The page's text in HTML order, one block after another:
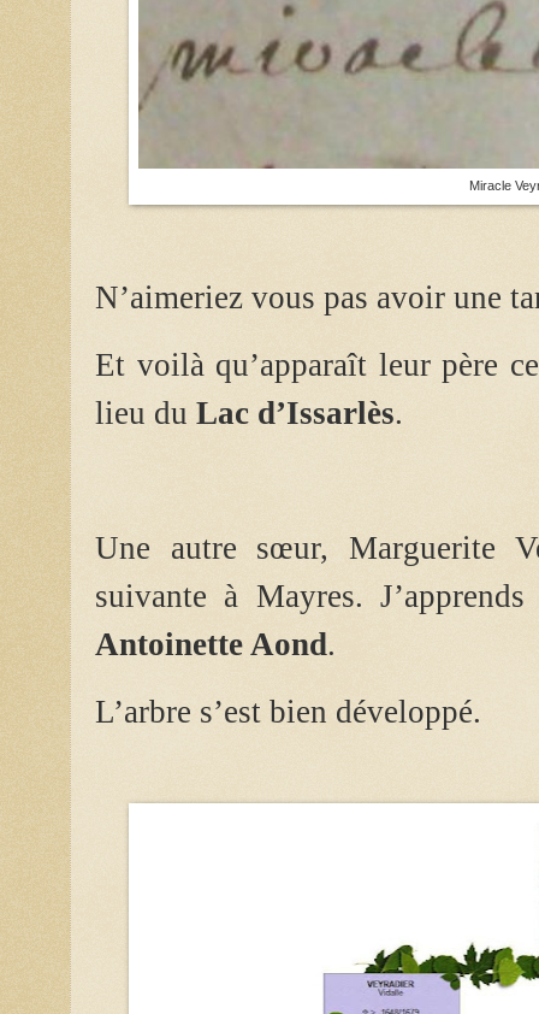
Miracle
N’aimeriez vous pas avoir une
Et voilà qu’apparaît leur père
lieu du Lac d’Issarlès.
Une autre sœur, Marguerite
suivante à Mayres.
Antoinette Aond.
L’arbre s’est bien développé.